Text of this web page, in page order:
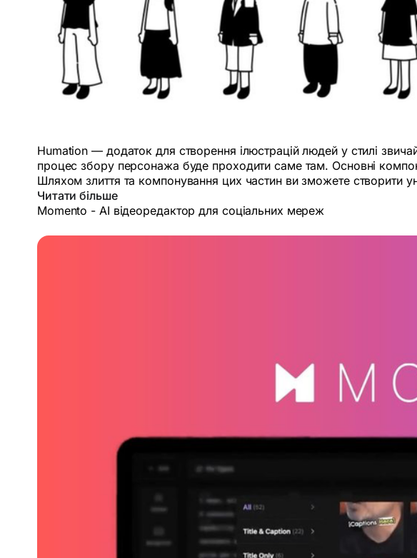
Humation — додаток для створення ілюстрацій людей у стилі
процес збору персонажа буде проходити саме там. Основні
Шляхом злиття та компонування цих частин ви зможете створити
Читати більше
Momento - AI відеоредактор для соціальних мереж